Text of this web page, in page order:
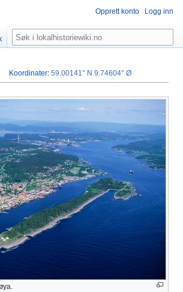
Koordinater:59.00141° N 9.74604° Ø
Opprett konto Logg inn
Søk